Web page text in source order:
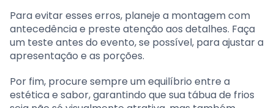
Para evitar esses erros, planeje a montagem com
antecedência e preste atenção aos detalhes. Faça
um teste antes do evento, se possível, para ajustar a
apresentação e as porções.
Por fim, procure sempre um equilíbrio entre a
estética e sabor, garantindo que sua tábua de frios